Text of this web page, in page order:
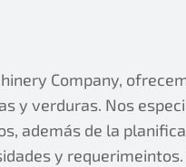
Company,
y verduras. Nos
además de la
y